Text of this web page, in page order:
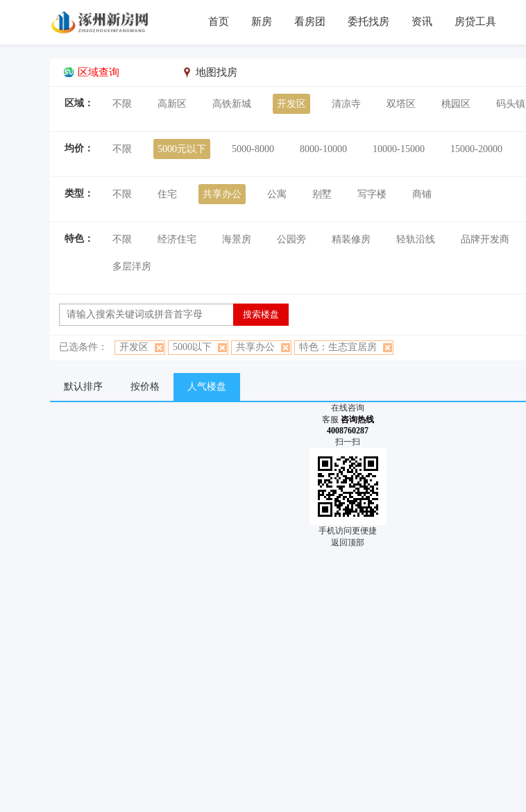
首页 新房 看房团 委托找房 资讯 房贷工具
区域查询 地图找房
区域： 不限 高新区 高铁新城 开发区 清凉寺 双塔区 桃园区 码头镇
均价： 不限 5000元以下 5000-8000 8000-10000 10000-15000 15000-20000
类型： 不限 住宅 共享办公 公寓 别墅 写字楼 商铺
特色： 不限 经济住宅 海景房 公园旁 精装修房 轻轨沿线 品牌开发商
多层洋房
已选条件： 开发区 5000以下 共享办公 特色：生态宜居房
默认排序 按价格 人气楼盘
在线咨询
客服 咨询热线
4008760287
扫一扫
手机访问更便捷
返回顶部